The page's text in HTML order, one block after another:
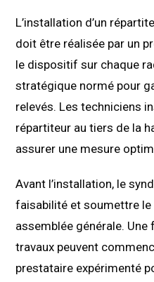
L’installation d’un
doit être réalisée par un
le dispositif sur chaque
stratégique normé pour
relevés. Les techniciens
répartiteur au tiers de la
assurer une mesure
Avant l’installation, le
faisabilité et soumettre le
assemblée générale.
travaux peuvent
prestataire expérimenté